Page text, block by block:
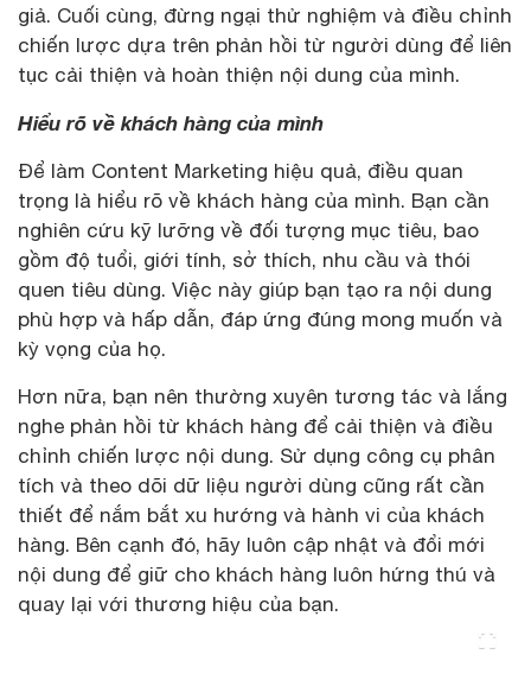
giả. Cuối cùng, đừng ngại thử nghiệm và điều chỉnh
chiến lược dựa trên phản hồi từ người dùng để liên
tục cải thiện và hoàn thiện nội dung của mình.
Hiểu rõ về khách hàng của mình
Để làm Content Marketing hiệu quả, điều quan
trọng là hiểu rõ về khách hàng của mình. Bạn cần
nghiên cứu kỹ lưỡng về đối tượng mục tiêu, bao
gồm độ tuổi, giới tính, sở thích, nhu cầu và thói
quen tiêu dùng. Việc này giúp bạn tạo ra nội dung
phù hợp và hấp dẫn, đáp ứng đúng mong muốn và
kỳ vọng của họ.
Hơn nữa, bạn nên thường xuyên tương tác và lắng
nghe phản hồi từ khách hàng để cải thiện và điều
chỉnh chiến lược nội dung. Sử dụng công cụ phân
tích và theo dõi dữ liệu người dùng cũng rất cần
thiết để nắm bắt xu hướng và hành vi của khách
hàng. Bên cạnh đó, hãy luôn cập nhật và đổi mới
nội dung để giữ cho khách hàng luôn hứng thú và
quay lại với thương hiệu của bạn.